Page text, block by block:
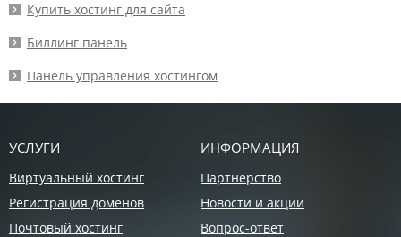
Купить хостинг для сайта
Биллинг панель
Панель управления хостингом
УСЛУГИ
Виртуальный хостинг
Регистрация доменов
Почтовый хостинг
ИНФОРМАЦИЯ
Партнерство
Новости и акции
Вопрос-ответ